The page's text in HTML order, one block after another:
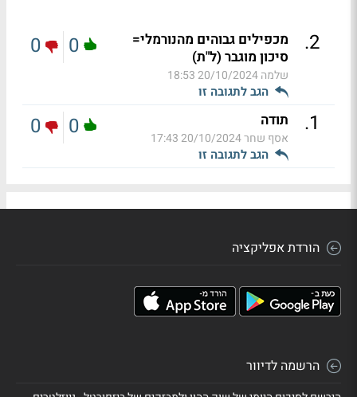
2
.
מכפילים גבוהים מהנורמלי=
סיכון מוגבר (ל"ת)
שלמה20/10/2024 18:53
הגב לתגובה זו
0
0
1
. תודה
אסף שחר20/10/2024 17:43
הגב לתגובה זו
0
0
הורדת אפליקציה
הרשמה לדיוור